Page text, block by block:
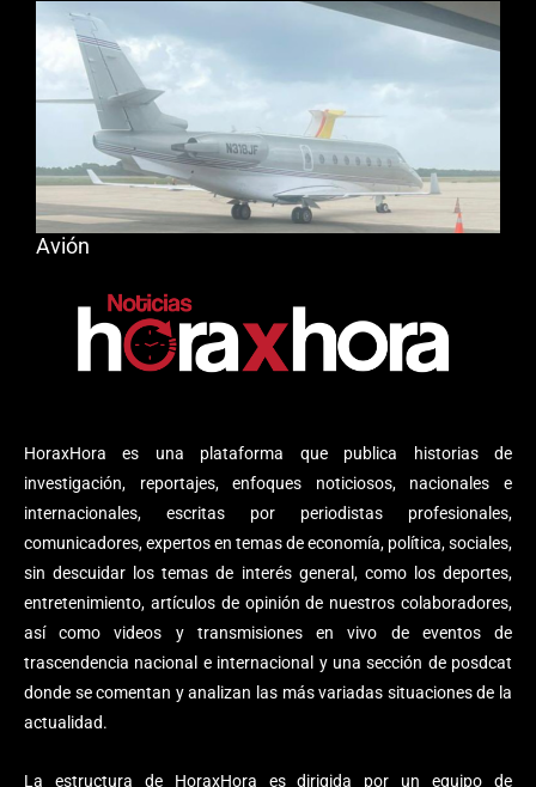
HoraxHora es una plataforma que publica historias de
investigación, reportajes, enfoques noticiosos, nacionales e
internacionales, escritas por periodistas profesionales,
comunicadores, expertos en temas de economía, política, sociales,
sin descuidar los temas de interés general, como los deportes,
entretenimiento, artículos de opinión de nuestros colaboradores,
así como videos y transmisiones en vivo de eventos de
trascendencia nacional e internacional y una sección de posdcat
donde se comentan y analizan las más variadas situaciones de la
actualidad.
La estructura de HoraxHora es dirigida por un equipo de
Avión